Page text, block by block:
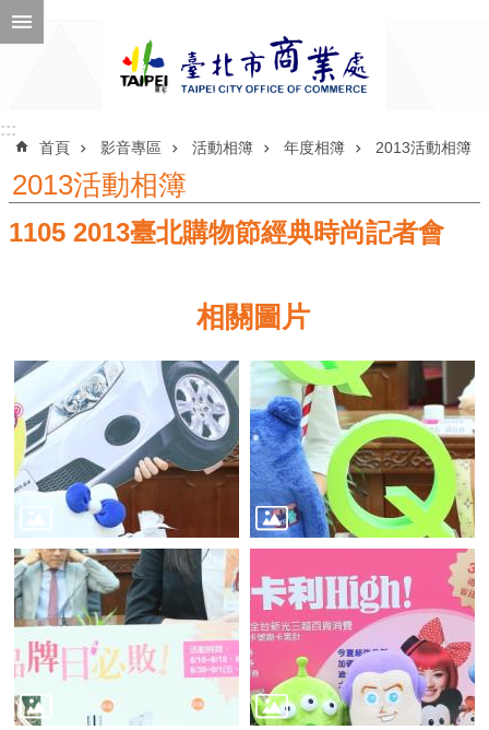
跳到主要內容區塊
公
機
介
紹
業
資
訊
線
上
服
務
::::::
首頁 影音專區 活動相簿 年度相簿 2013活動相簿
2013活動相簿
1105 2013臺北購物節經典時尚記者會
相關圖片